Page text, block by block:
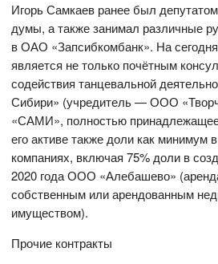
Игорь Самкаев ранее был
думы, а также занимал различные
в ОАО «Запсибкомбанк». На
является не только почётным
содействия танцевальной
Сибири» (учредитель — ООО
«САМИ», полностью
его активе также доли как минимум
компаниях, включая 75% доли в
2020 года ООО «Алебашево»
собственным или арендованным
имуществом).
Прочие контракты